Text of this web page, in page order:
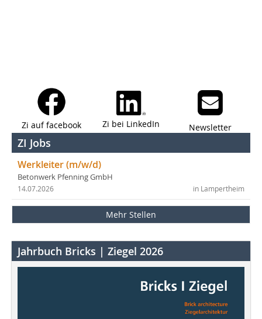
Zi auf facebook Zi bei LinkedIn Newsletter
ZI Jobs
Werkleiter (m/w/d)
Betonwerk Pfenning GmbH
in Lampertheim
14.07.2026
Mehr Stellen
Jahrbuch Bricks | Ziegel 2026